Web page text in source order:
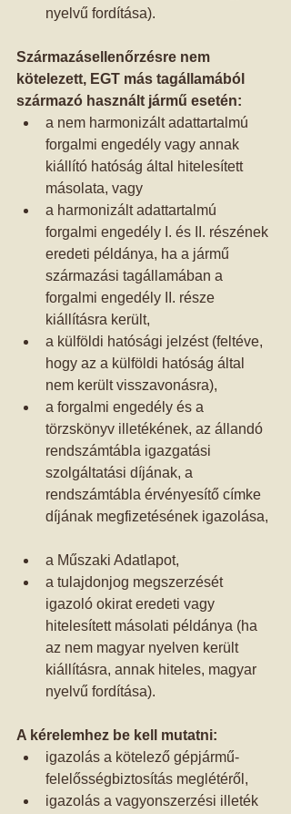
nyelvű fordítása).
Származásellenőrzésre nem
kötelezett, EGT más tagállamából
származó használt jármű esetén:
a nem harmonizált adattartalmú
forgalmi engedély vagy annak
kiállító hatóság által hitelesített
másolata, vagy
a harmonizált adattartalmú
forgalmi engedély I. és II. részének
eredeti példánya, ha a jármű
származási tagállamában a
forgalmi engedély II. része
kiállításra került,
a külföldi hatósági jelzést (feltéve,
hogy az a külföldi hatóság által
nem került visszavonásra),
a forgalmi engedély és a
törzskönyv illetékének, az állandó
rendszámtábla igazgatási
szolgáltatási díjának, a
rendszámtábla érvényesítő címke
díjának megfizetésének igazolása,
a Műszaki Adatlapot,
a tulajdonjog megszerzését
igazoló okirat eredeti vagy
hitelesített másolati példánya (ha
az nem magyar nyelven került
kiállításra, annak hiteles, magyar
nyelvű fordítása).
A kérelemhez be kell mutatni:
igazolás a kötelező gépjármű-
felelősségbiztosítás meglétéről,
igazolás a vagyonszerzési illeték